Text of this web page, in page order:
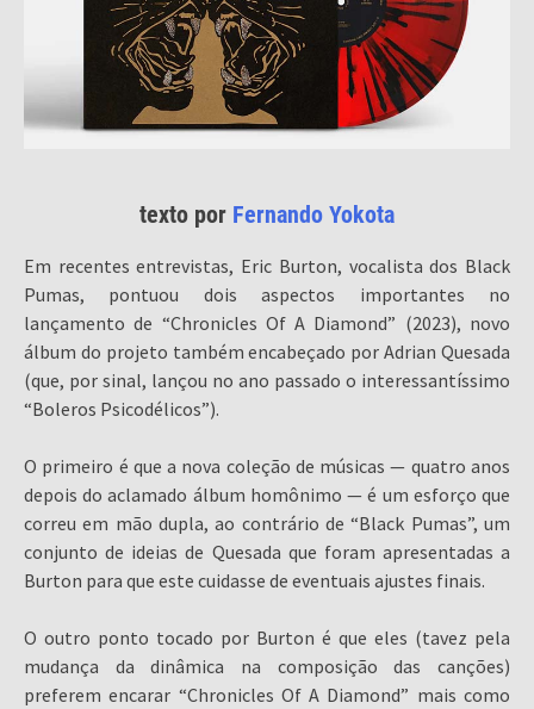
texto por Fernando Yokota
Em recentes entrevistas, Eric Burton, vocalista dos Black
Pumas, pontuou dois aspectos importantes no
lançamento de “Chronicles Of A Diamond” (2023), novo
álbum do projeto também encabeçado por Adrian Quesada
(que, por sinal, lançou no ano passado o interessantíssimo
“Boleros Psicodélicos”).
O primeiro é que a nova coleção de músicas — quatro anos
depois do aclamado álbum homônimo — é um esforço que
correu em mão dupla, ao contrário de “Black Pumas”, um
conjunto de ideias de Quesada que foram apresentadas a
Burton para que este cuidasse de eventuais ajustes finais.
O outro ponto tocado por Burton é que eles (tavez pela
mudança da dinâmica na composição das canções)
preferem encarar “Chronicles Of A Diamond” mais como